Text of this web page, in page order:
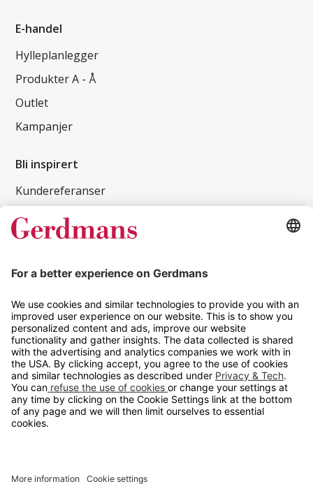
E-handel
Hylleplanlegger
Produkter A - Å
Outlet
Kampanjer
Bli inspirert
Kundereferanser
Magasin
Tips og guider
Kontakt
info@gerdmans.no
67 80 56 20
Åpningstid
Hverdager 08:00-16:00